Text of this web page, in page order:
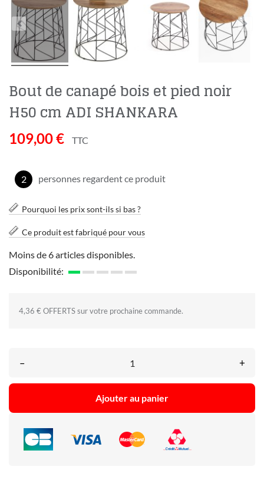
Bout de canapé bois et pied noir
H50 cm ADI SHANKARA
109,00 € TTC
2 personnes regardent ce produit
Pourquoi les prix sont-ils si bas ?
Ce produit est fabriqué pour vous
Moins de 6 articles disponibles.
Disponibilité:
4,36 € OFFERTS sur votre prochaine commande.
– +
Ajouter au panier